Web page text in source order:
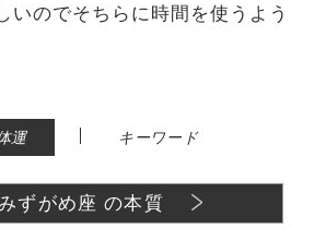
いのでそちらに時間を使うよう
運 | キーワード
ずがめ座 の本質